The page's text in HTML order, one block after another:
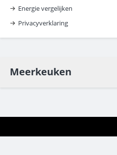
Energie vergelijken
Privacyverklaring
Meerkeuken